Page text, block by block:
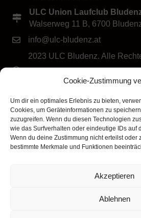
Cookie-Zustimmung
Um dir ein optimales Erlebnis zu bieten,
Cookies, um Geräteinformationen zu
zuzugreifen. Wenn du diesen Technologien
wie das Surfverhalten oder eindeutige IDs auf
Wenn du deine Zustimmung nicht erteilst oder
bestimmte Merkmale und Funktionen
Akzeptieren
Ablehnen
ULC Union Laufclub
Walserweg 11 B, 6700
info@ulc-bludenz.at
2023 ULC Bludenz. Alle
Folge dem ULC Bludenz
Klicke hier, um Marketing-